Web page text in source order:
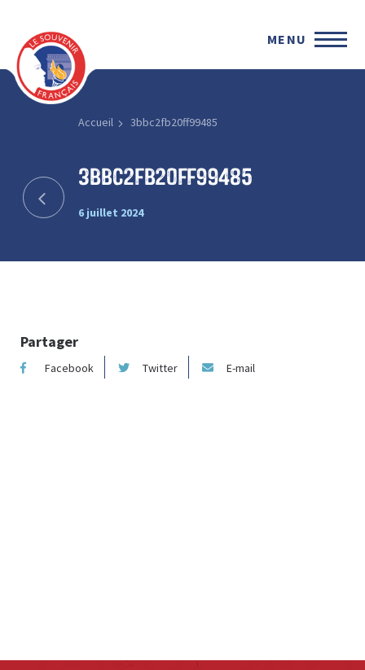
MENU
Accueil 3bbc2fb20ff99485
3bbc2fb20ff99485
6 juillet 2024
Partager
Facebook Twitter E-mail